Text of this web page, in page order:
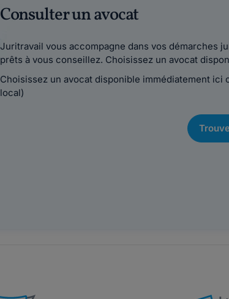
Consulter un avocat
Juritravail vous accompagne dans vos démarches
prêts à vous conseillez. Choisissez un avocat
Choisissez un avocat disponible immédiatement ici
local)